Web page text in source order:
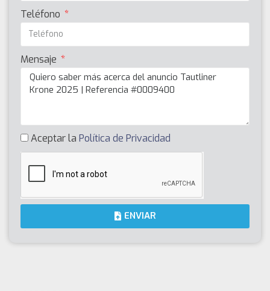
Teléfono
Mensaje
Aceptar la Política de Privacidad
ENVIAR